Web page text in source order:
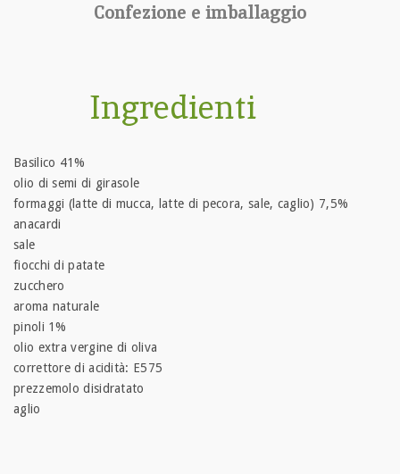
Confezione e imballaggio
Ingredienti
Basilico 41%
olio di semi di girasole
formaggi (latte di mucca, latte di pecora, sale, caglio) 7,5%
anacardi
sale
fiocchi di patate
zucchero
aroma naturale
pinoli 1%
olio extra vergine di oliva
correttore di acidità: E575
prezzemolo disidratato
aglio